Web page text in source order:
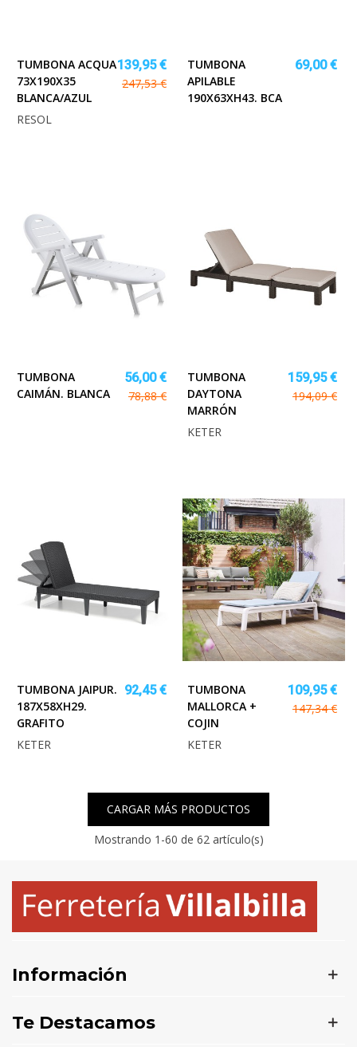
TUMBONA ACQUA
73X190X35
BLANCA/AZUL
139,95 €
247,53 €
RESOL
TUMBONA
APILABLE
190X63XH43. BCA
69,00 €
TUMBONA
CAIMÁN. BLANCA
56,00 €
78,88 €
TUMBONA
DAYTONA
MARRÓN
159,95 €
194,09 €
KETER
TUMBONA JAIPUR.
187X58XH29.
GRAFITO
92,45 €
KETER
TUMBONA
MALLORCA +
COJIN
109,95 €
147,34 €
KETER
CARGAR MÁS PRODUCTOS
Mostrando 1 -60 de 62 artículo(s)
Información
Te Destacamos